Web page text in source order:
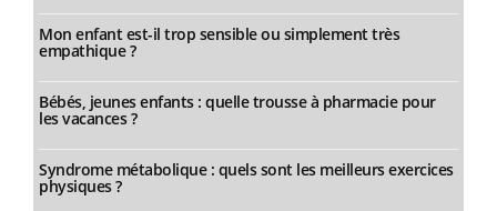
Mon enfant est-il trop sensible ou simplement très
empathique ?
Bébés, jeunes enfants : quelle trousse à pharmacie pour
les vacances ?
Syndrome métabolique : quels sont les meilleurs exercices
physiques ?